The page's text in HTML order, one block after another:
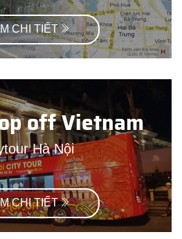
CHI TIẾT
off Vietnam
Hà Nội
CHI TIẾT